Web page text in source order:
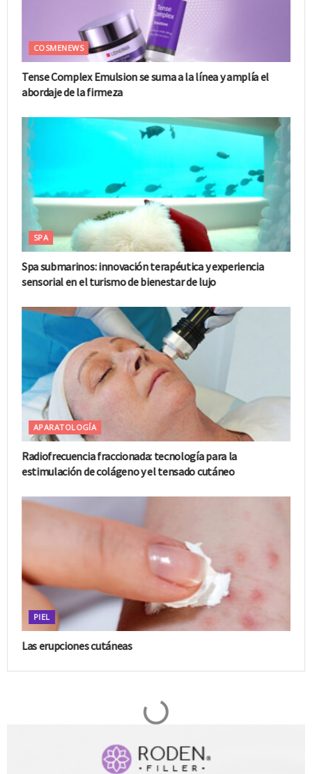
COSMENEWS
Tense Complex Emulsion se suma a la línea y amplía el
abordaje de la firmeza
SPA
Spa submarinos: innovación terapéutica y experiencia
sensorial en el turismo de bienestar de lujo
APARATOLOGÍA
Radiofrecuencia fraccionada: tecnología para la
estimulación de colágeno y el tensado cutáneo
PIEL
Las erupciones cutáneas